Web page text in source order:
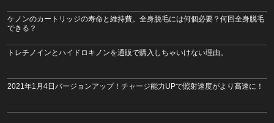
ケノンのカートリッジの寿命と維持費。全身脱毛には何個必要？何回全身脱毛
できる？
トレチノインとハイドロキノンを通販で購入しちゃいけない理由。
2021年1月4日バージョンアップ！チャージ能力UPで照射速度がより高速に！